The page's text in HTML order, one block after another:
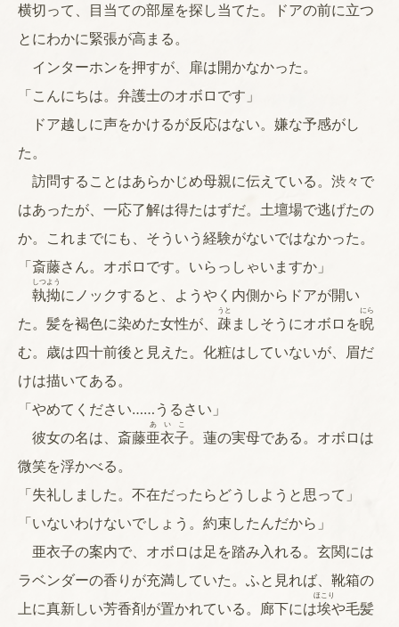
横切って、目当ての部屋を探し当てた。ドアの前に立つ
とにわかに緊張が高まる。
インターホンを押すが、扉は開かなかった。
「こんにちは。弁護士のオボロです」
ドア越しに声をかけるが反応はない。嫌な予感がし
た。
訪問することはあらかじめ母親に伝えている。渋々で
はあったが、一応了解は得たはずだ。土壇場で逃げたの
か。これまでにも、そういう経験がないではなかった。
「斎藤さん。オボロです。いらっしゃいますか」
執拗
しつよう
にノックすると、ようやく内側からドアが開い
た。髪を褐色に染めた女性が、 疎
うと
ましそうにオボロを睨
にら
む。歳は四十前後と見えた。化粧はしていないが、眉だ
けは描いてある。
「やめてください……うるさい」
彼女の名は、斎藤亜衣子
あいこ
。蓮の実母である。オボロは
微笑を浮かべる。
「失礼しました。不在だったらどうしようと思って」
「いないわけないでしょう。約束したんだから」
亜衣子の案内で、オボロは足を踏み入れる。玄関には
ラベンダーの香りが充満していた。ふと見れば、靴箱の
上に真新しい芳香剤が置かれている。廊下には埃
ほこり
や毛髪